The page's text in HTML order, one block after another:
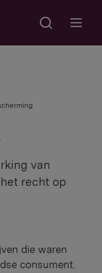
Search
van
recht op
die waren
consument.